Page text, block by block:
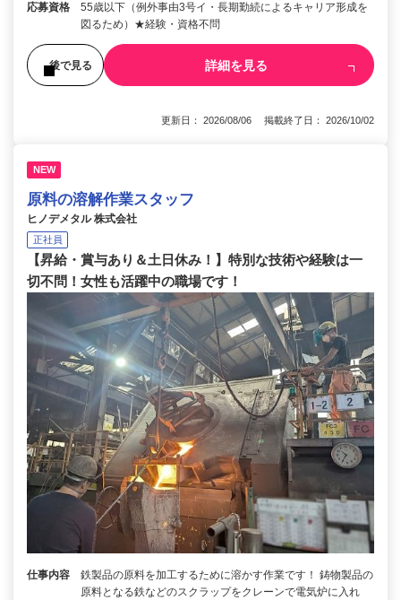
応募資格
55歳以下（例外事由3号イ・長期勤続によるキャリア形成を
図るため）★経験・資格不問
後で見る 詳細を見る
更新日： 2026/08/06 掲載終了日： 2026/10/02
NEW
原料の溶解作業スタッフ
ヒノデメタル 株式会社
正社員
【昇給・賞与あり＆土日休み！】特別な技術や経験は一
切不問！女性も活躍中の職場です！
仕事内容
鉄製品の原料を加工するために溶かす作業です！ 鋳物製品の
原料となる鉄などのスクラップをクレーンで電気炉に入れ